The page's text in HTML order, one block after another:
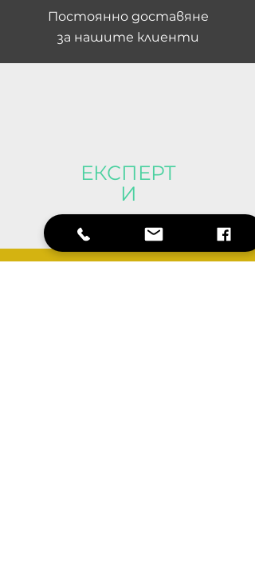
Постоянно доставяне
за нашите клиенти
ЕКСПЕРТ
И